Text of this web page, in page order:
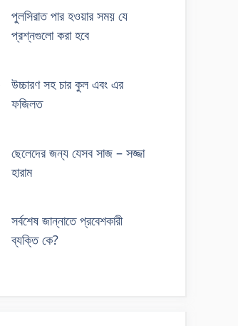
পুলসিরাত পার হওয়ার সময় যে
প্রশ্নগুলো করা হবে
উচ্চারণ সহ চার কুল এবং এর
ফজিলত
ছেলেদের জন্য যেসব সাজ – সজ্জা
হারাম
সর্বশেষ জান্নাতে প্রবেশকারী
ব্যক্তি কে?